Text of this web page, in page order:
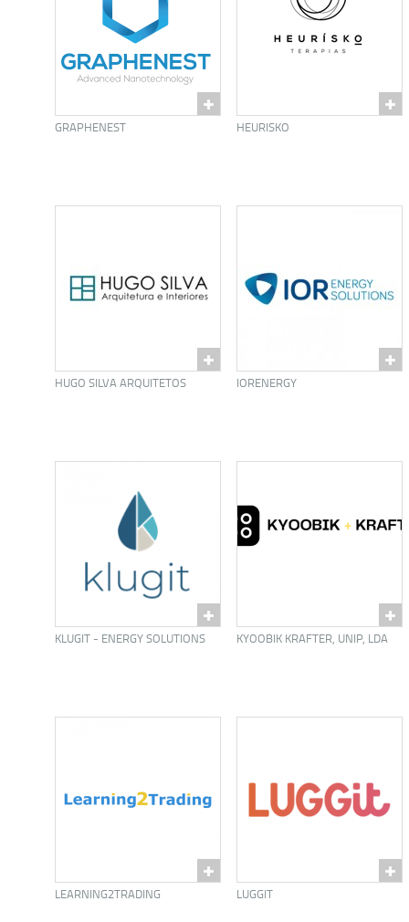
GRAPHENEST HEURISKO
HUGO SILVA ARQUITETOS IORENERGY
KLUGIT - ENERGY SOLUTIONS KYOOBIK KRAFTER, UNIP, LDA
LEARNING2TRADING LUGGIT